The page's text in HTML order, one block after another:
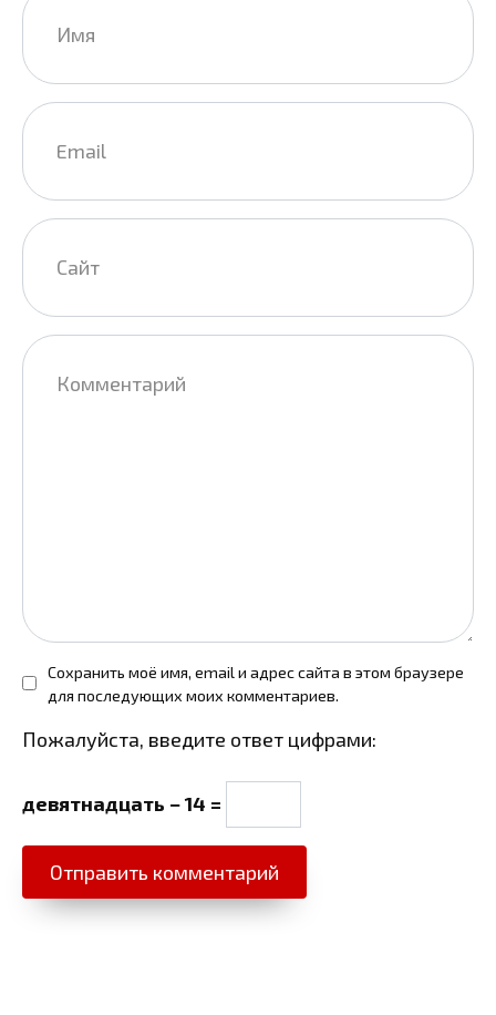
Email
Сайт
Комментарий
Сохранить моё имя, email и адрес сайта в этом браузере
для последующих моих комментариев.
Пожалуйста, введите ответ цифрами:
девятнадцать − 14 =